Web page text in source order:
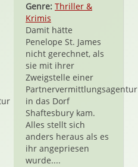
Genre: Thriller &
Krimis
Damit hätte
Penelope St. James
nicht gerechnet, als
sie mit ihrer
Zweigstelle einer
Partnervermittlungsagentur
in das Dorf
Shaftesbury kam.
Alles stellt sich
anders heraus als es
ihr angepriesen
wurde....